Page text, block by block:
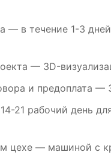
— в течение 1-3
— 3D-
и предоплата —
21 рабочий день
цехе— машиной с